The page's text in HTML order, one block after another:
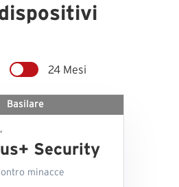
24 Mesi
Basilare
Security
minacce